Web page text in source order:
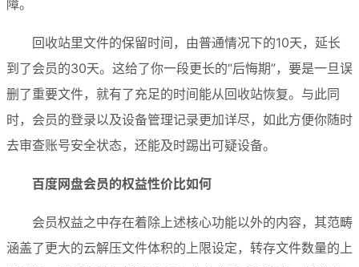
障。
回收站里文件的保留时间，由普通情况下的10天，延长
到了会员的30天。这给了你一段更长的“后悔期”，要是一旦误
删了重要文件，就有了充足的时间能从回收站恢复。与此同
时，会员的登录以及设备管理记录更加详尽，如此方便你随时
去审查账号安全状态，还能及时踢出可疑设备。
百度网盘会员的权益性价比如何
会员权益之中存在着除上述核心功能以外的内容，其范畴
涵盖了更大的云解压文件体积的上限设定，转存文件数量的上